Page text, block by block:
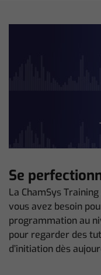
Se
La ChamSys
vous avez besoin
programmation au
pour regarder des
d’initiation dès